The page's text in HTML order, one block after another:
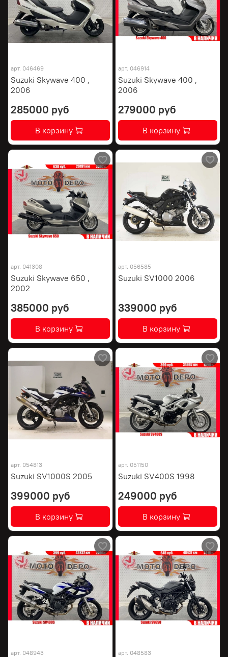
арт. 046469
Suzuki Skywave 400 ,
2006
285000 руб
В корзину
арт. 046914
Suzuki Skywave 400 ,
2006
279000 руб
В корзину
арт. 041308
Suzuki Skywave 650 ,
2002
385000 руб
В корзину
арт. 056585
Suzuki SV1000 2006
339000 руб
В корзину
арт. 054813
Suzuki SV1000S 2005
399000 руб
В корзину
арт. 051150
Suzuki SV400S 1998
249000 руб
В корзину
арт. 048943 арт. 048583